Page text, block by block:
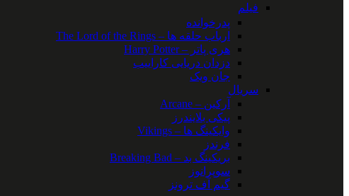
فیلم
پدرخوانده
ارباب حلقه ها – The Lord of the Rings
هری پاتر – Harry Potter
دزدان دریایی کاراییب
جان ویک
سریال
آرکین – Arcane
پیکی بلایندرز
وایکینگ ها – Vikings
فرندز
بریکینگ بد – Breaking Bad
سوپرانوز
گیم آف ترونز